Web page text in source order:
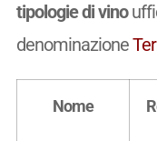
tipologie di vino
denominazione
Nome